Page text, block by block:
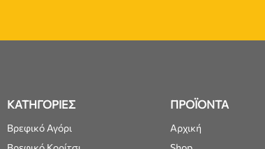
ΚΑΤΗΓΟΡΙΕΣ
Βρεφικό Αγόρι
ΠΡΟΪΟΝΤΑ
Αρχική